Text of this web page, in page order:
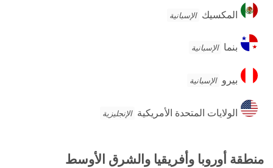
المكسيك
المكسيك الإسبانية
بنمابنما الإسبانية
بيروبيرو الإسبانية
الولايات
المتحدة
الولايات المتحدة الأمريكية الإنجليزية
منطقة أوروبا وأفريقيا والشرق الأوسط